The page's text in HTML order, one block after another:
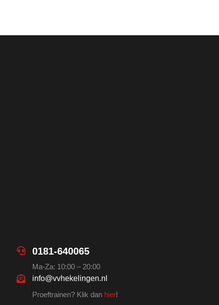
0181-640065
Ma-Za: 10:00 – 20:00
info@vvhekelingen.nl
Proeftrainen? Klik dan hier!